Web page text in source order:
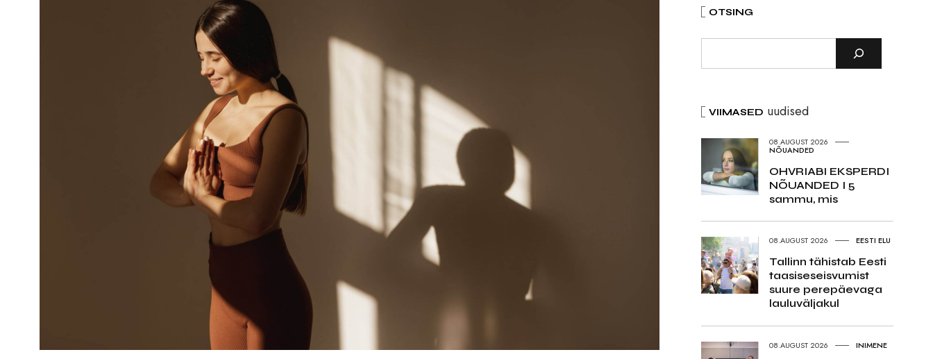
OTSING
VIIMASED uudised
08.AUGUST 2026
NÕUANDED
OHVRIABI EKSPERDI
NÕUANDED I 5
sammu, mis
08.AUGUST 2026 EESTI ELU
Tallinn tähistab Eesti
taasiseseisvumist
suure perepäevaga
lauluväljakul
08.AUGUST 2026 INIMENE